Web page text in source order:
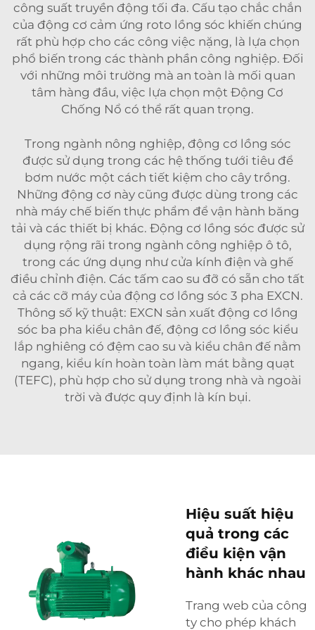
công suất truyền động tối đa. Cấu tạo chắc chắn
của động cơ cảm ứng roto lồng sóc khiến chúng
rất phù hợp cho các công việc nặng, là lựa chọn
phổ biến trong các thành phần công nghiệp. Đối
với những môi trường mà an toàn là mối quan
tâm hàng đầu, việc lựa chọn một Động Cơ
Chống Nổ có thể rất quan trọng.
Trong ngành nông nghiệp, động cơ lồng sóc
được sử dụng trong các hệ thống tưới tiêu để
bơm nước một cách tiết kiệm cho cây trồng.
Những động cơ này cũng được dùng trong các
nhà máy chế biến thực phẩm để vận hành băng
tải và các thiết bị khác. Động cơ lồng sóc được sử
dụng rộng rãi trong ngành công nghiệp ô tô,
trong các ứng dụng như cửa kính điện và ghế
điều chỉnh điện. Các tấm cao su đỡ có sẵn cho tất
cả các cỡ máy của động cơ lồng sóc 3 pha EXCN.
Thông số kỹ thuật: EXCN sản xuất động cơ lồng
sóc ba pha kiểu chân đế, động cơ lồng sóc kiểu
lắp nghiêng có đệm cao su và kiểu chân đế nằm
ngang, kiểu kín hoàn toàn làm mát bằng quạt
(TEFC), phù hợp cho sử dụng trong nhà và ngoài
trời và được quy định là kín bụi.
Hiệu suất hiệu
quả trong các
điều kiện vận
hành khác nhau
Trang web của công
ty cho phép khách